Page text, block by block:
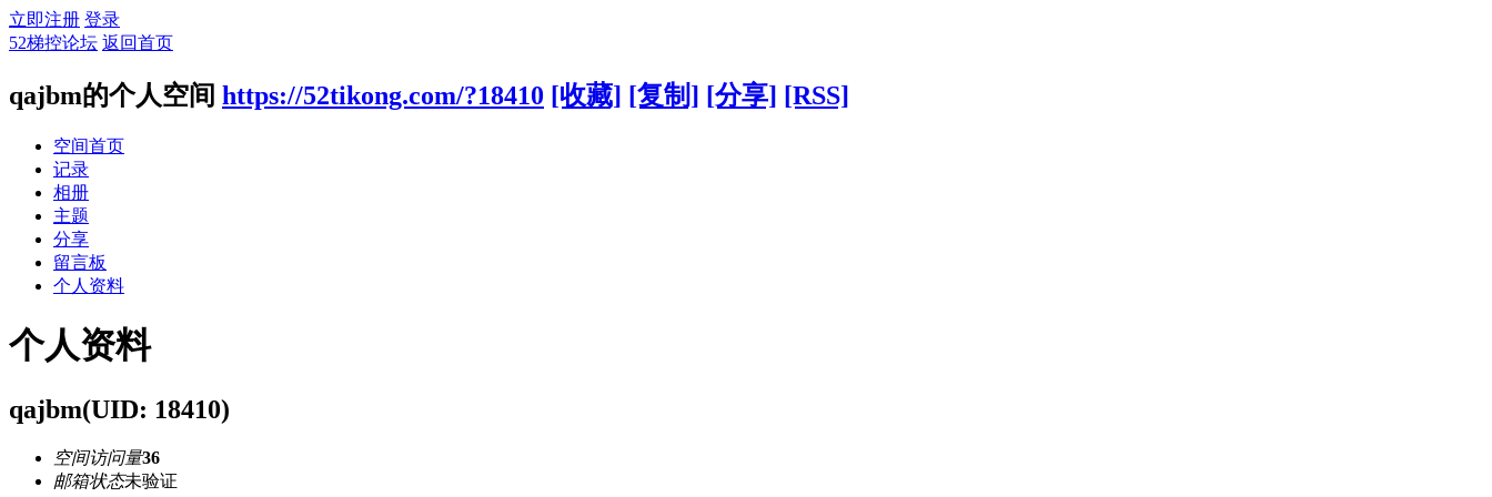
立即注册 登录
52梯控论坛 返回首页
qajbm的个人空间 https://52tikong.com/?18410 [收藏] [复制] [分享] [RSS]
空间首页
记录
相册
主题
分享
留言板
个人资料
个人资料
qajbm(UID: 18410)
空间访问量36
邮箱状态未验证